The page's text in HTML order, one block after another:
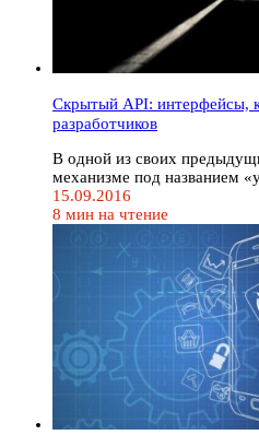
Скрытый API: интерфейсы,
разработчиков
В одной из своих
механизме под названием
15.09.2016
8 мин на чтение